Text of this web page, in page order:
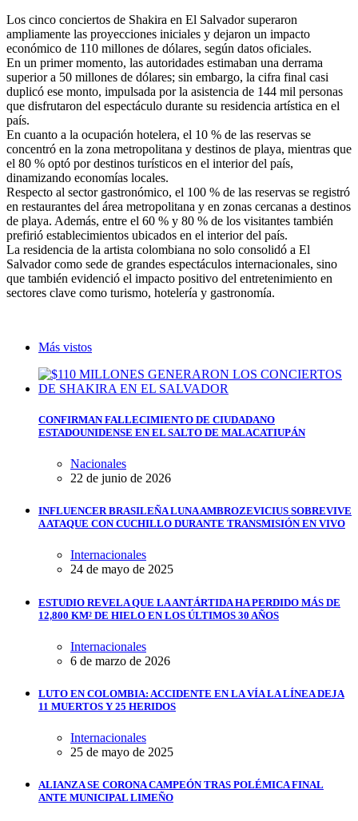
Los cinco conciertos de Shakira en El Salvador superaron
ampliamente las proyecciones iniciales y dejaron un impacto
económico de 110 millones de dólares, según datos oficiales.
En un primer momento, las autoridades estimaban una derrama
superior a 50 millones de dólares; sin embargo, la cifra final casi
duplicó ese monto, impulsada por la asistencia de 144 mil personas
que disfrutaron del espectáculo durante su residencia artística en el
país.
En cuanto a la ocupación hotelera, el 10 % de las reservas se
concentró en la zona metropolitana y destinos de playa, mientras que
el 80 % optó por destinos turísticos en el interior del país,
dinamizando economías locales.
Respecto al sector gastronómico, el 100 % de las reservas se registró
en restaurantes del área metropolitana y en zonas cercanas a destinos
de playa. Además, entre el 60 % y 80 % de los visitantes también
prefirió establecimientos ubicados en el interior del país.
La residencia de la artista colombiana no solo consolidó a El
Salvador como sede de grandes espectáculos internacionales, sino
que también evidenció el impacto positivo del entretenimiento en
sectores clave como turismo, hotelería y gastronomía.
Más vistos
CONFIRMAN FALLECIMIENTO DE CIUDADANO
ESTADOUNIDENSE EN EL SALTO DE MALACATIUPÁN
Nacionales
22 de junio de 2026
INFLUENCER BRASILEÑA LUNA AMBROZEVICIUS SOBREVIVE
A ATAQUE CON CUCHILLO DURANTE TRANSMISIÓN EN VIVO
Internacionales
24 de mayo de 2025
ESTUDIO REVELA QUE LA ANTÁRTIDA HA PERDIDO MÁS DE
12,800 KM² DE HIELO EN LOS ÚLTIMOS 30 AÑOS
Internacionales
6 de marzo de 2026
LUTO EN COLOMBIA: ACCIDENTE EN LA VÍA LA LÍNEA DEJA
11 MUERTOS Y 25 HERIDOS
Internacionales
25 de mayo de 2025
ALIANZA SE CORONA CAMPEÓN TRAS POLÉMICA FINAL
ANTE MUNICIPAL LIMEÑO